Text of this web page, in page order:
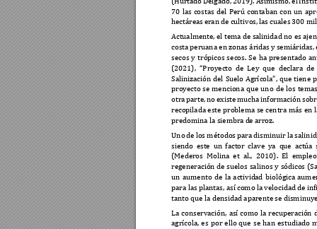
70 las costas del Perú contaban con un
hectáreas eran de cultivos, lascuales 300 m
Actualmente, el tema de salinidad no es
costa peruana en zonas áridas y semiáridas,
secos y trópicos secos. Se ha presentado
(2021), “Proyecto de Ley que declara de
Salinización del Suelo Agrícola”, que tiene
proyecto se menciona que uno de los tema
otra parte, no existe mucha información
recopilada este problema se centra más en
predomina la siembra de arroz.
Uno de losmétodos para disminuir la
siendo este un factor clave ya que actúa
(Mederos Molina et al., 2010). El
regeneración de suelos salinos y sódicos
un aumento de la actividad biológica
para las plantas, así como la velocidad de i
tanto que la densidad aparente se d
La conservación, así como la recuperación
agrícola, es por ello que se han estudiado